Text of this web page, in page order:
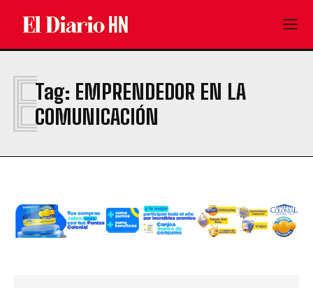
Tag: EMPRENDEDOR EN LA
COMUNICACIÓN
E